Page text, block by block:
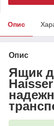
Опис
Опис
Ящик